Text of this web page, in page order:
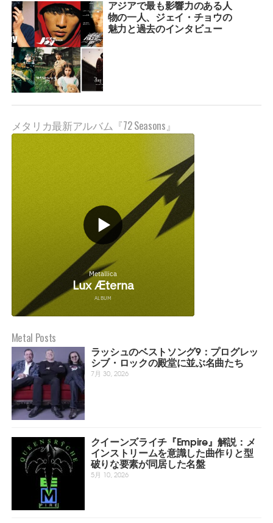
アジアで最も影響力のある人
物の一人、ジェイ・チョウの
魅力と過去のインタビュー
メタリカ最新アルバム『72 Seasons』
Metal Posts
ラッシュのベストソング9：プログレッ
シブ・ロックの殿堂に並ぶ名曲たち
7月 30, 2026
クイーンズライチ『Empire』解説：メ
インストリームを意識した曲作りと型
破りな要素が同居した名盤
5月 10, 2026